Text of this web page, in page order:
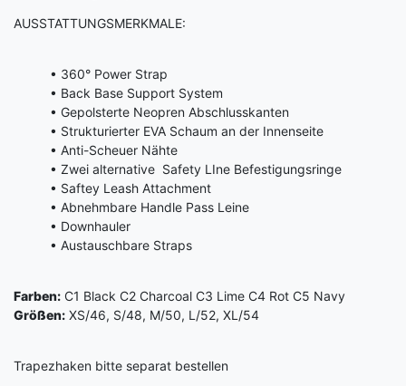
AUSSTATTUNGSMERKMALE:
• 360° Power Strap
• Back Base Support System
• Gepolsterte Neopren Abschlusskanten
• Strukturierter EVA Schaum an der Innenseite
• Anti-Scheuer Nähte
• Zwei alternative Safety LIne Befestigungsringe
• Saftey Leash Attachment
• Abnehmbare Handle Pass Leine
• Downhauler
• Austauschbare Straps
Farben: C1 Black C2 Charcoal C3 Lime C4 Rot C5 Navy
Größen: XS/46, S/48, M/50, L/52, XL/54
Trapezhaken bitte separat bestellen